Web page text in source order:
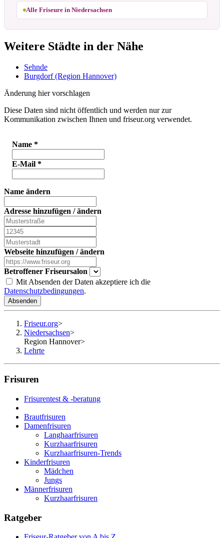
Alle Friseure in Niedersachsen
Weitere Städte in der Nähe
Sehnde
Burgdorf (Region Hannover)
Änderung hier vorschlagen
Diese Daten sind nicht öffentlich und werden nur zur
Kommunikation zwischen Ihnen und friseur.org verwendet.
Name *
E-Mail *
Name ändern
Adresse hinzufügen / ändern
Webseite hinzufügen / ändern
Betroffener Friseursalon
Mit Absenden der Daten akzeptiere ich die
Datenschutzbedingungen.
Absenden
Friseur.org>
Niedersachsen>
Region Hannover>
Lehrte
Frisuren
Frisurentest & -beratung
Brautfrisuren
Damenfrisuren
Langhaarfrisuren
Kurzhaarfrisuren
Kurzhaarfrisuren-Trends
Kinderfrisuren
Mädchen
Jungs
Männerfrisuren
Kurzhaarfrisuren
Ratgeber